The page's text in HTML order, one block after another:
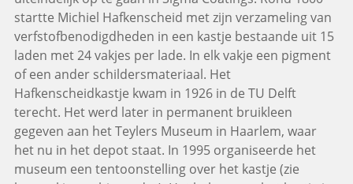
startte Michiel Hafkenscheid met zijn verzameling van
verfstofbenodigdheden in een kastje bestaande uit 15
laden met 24 vakjes per lade. In elk vakje een pigment
of een ander schildersmateriaal. Het
Hafkenscheidkastje kwam in 1926 in de TU Delft
terecht. Het werd later in permanent bruikleen
gegeven aan het Teylers Museum in Haarlem, waar
het nu in het depot staat. In 1995 organiseerde het
museum een tentoonstelling over het kastje (zie